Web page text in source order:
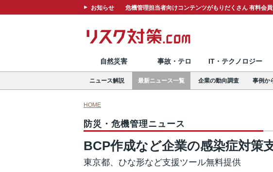
お知らせ 危機管理担当者向けコンテンツがもりだくさん 有料会
自然災害 事故・テロ IT・テクノロジー
ニュース解説 最新ニュース一覧 企業の動向調査 事例か
HOME
防災・危機管理ニュース
BCP作成など企業の感染症対策
東京都、ひな形など支援ツール無料提供